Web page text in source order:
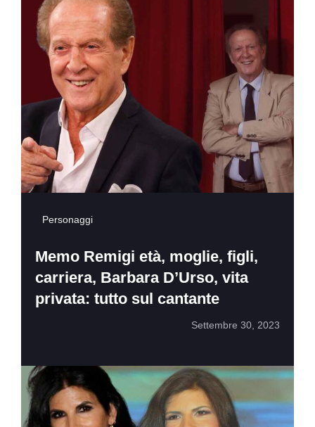
Personaggi
Memo Remigi età, moglie, figli,
carriera, Barbara D’Urso, vita
privata: tutto sul cantante
Settembre 30, 2023